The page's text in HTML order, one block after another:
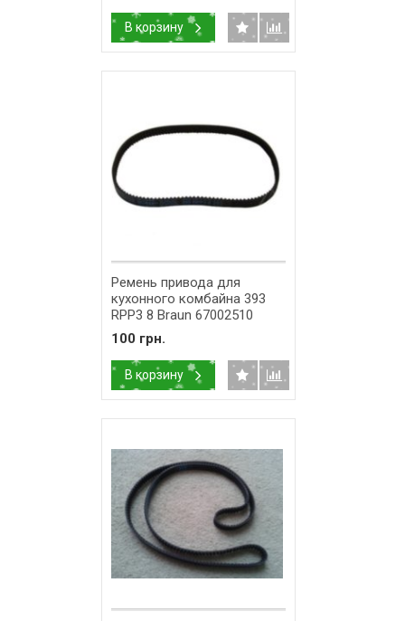
В корзину
Ремень привода для
кухонного комбайна 393
RPP3 8 Braun 67002510
100 грн.
В корзину